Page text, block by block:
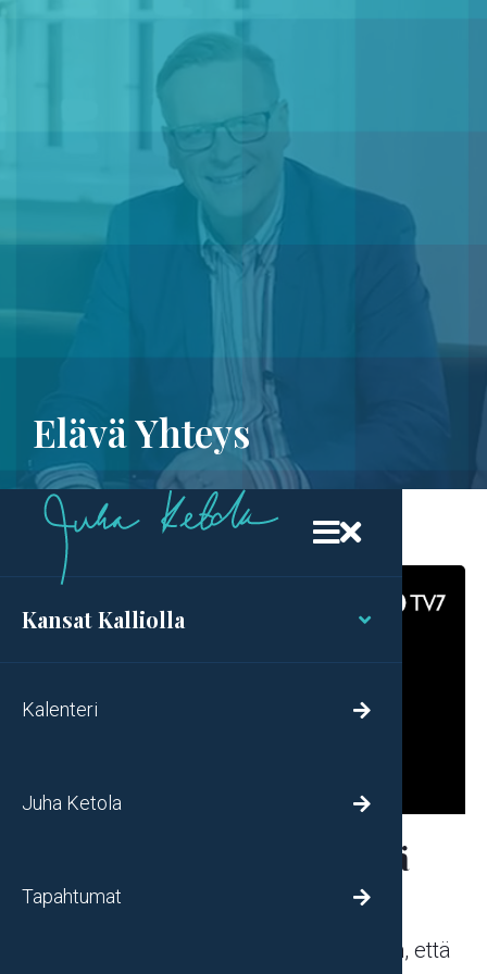
Elävä Yhteys

Kansat Kalliolla 
Kalenteri 
Juha Ketola 
Tapahtumat 
Kun Jeesus lähestyy meitä
kautta. Hän aina tulee luoksemme siten, että